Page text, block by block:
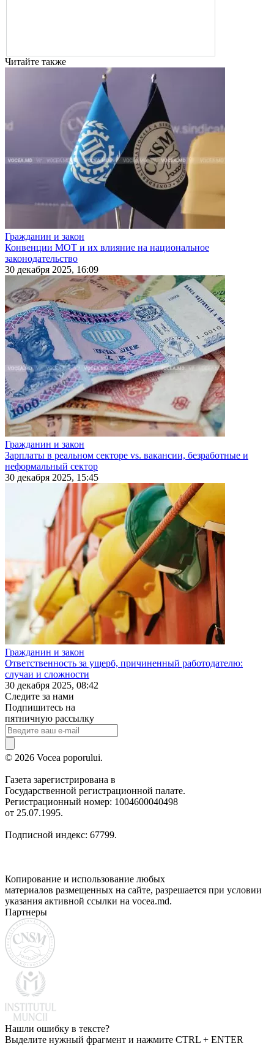
Читайте также
Гражданин и закон
Конвенции МОТ и их влияние на национальное
законодательство
30 декабря 2025, 16:09
Гражданин и закон
Зарплаты в реальном секторе vs. вакансии, безработные и
неформальный сектор
30 декабря 2025, 15:45
Гражданин и закон
Ответственность за ущерб, причиненный работодателю:
случаи и сложности
30 декабря 2025, 08:42
Следите за нами
Подпишитесь на
пятничную рассылку
© 2026 Vocea poporului.
Газета зарегистрирована в
Государственной регистрационной палате.
Регистрационный номер: 1004600040498
от 25.07.1995.
Подписной индекс: 67799.
Копирование и использование любых
материалов размещенных на сайте, разрешается при условии
указания активной ссылки на vocea.md.
Партнеры
Нашли ошибку в тексте?
Выделите нужный фрагмент и нажмите CTRL + ENTER